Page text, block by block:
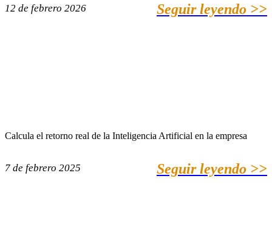
12 de febrero 2026 Seguir leyendo >>
Calcula el retorno real de la Inteligencia Artificial en la empresa
7 de febrero 2025 Seguir leyendo >>